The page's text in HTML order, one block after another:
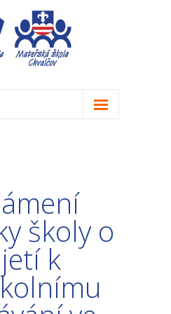
roku ZŠ
přestávky
školy o
k